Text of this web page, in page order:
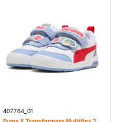
407764_01